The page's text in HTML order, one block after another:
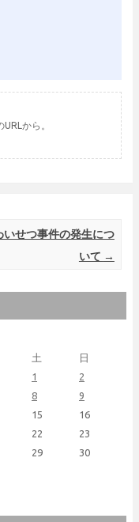
から。
いせつ事件の発生につ
いて →
土 日
1
2
8
9
15
16
22
23
29
30